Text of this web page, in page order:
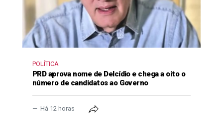
POLÍTICA
PRD aprova nome de Delcídio e chega a oito o
número de candidatos ao Governo
Há 12 horas